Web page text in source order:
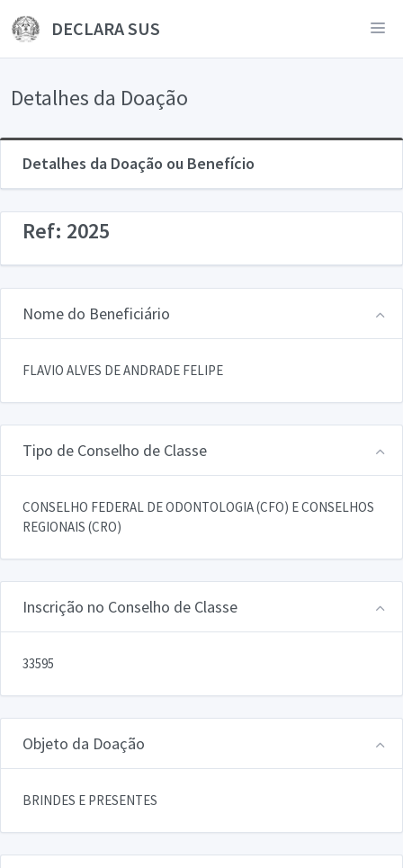
DECLARA SUS
Detalhes da Doação
Detalhes da Doação ou Benefício
Ref: 2025
Nome do Beneficiário
FLAVIO ALVES DE ANDRADE FELIPE
Tipo de Conselho de Classe
CONSELHO FEDERAL DE ODONTOLOGIA (CFO) E CONSELHOS
REGIONAIS (CRO)
Inscrição no Conselho de Classe
33595
Objeto da Doação
BRINDES E PRESENTES